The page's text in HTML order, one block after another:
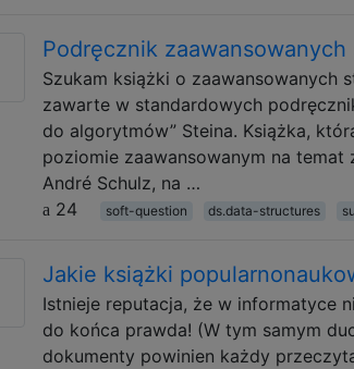
Podręcznik
Szukam książki o zaawansowanych
zawarte w standardowych
do algorytmów” Steina. Książka,
poziomie zaawansowanym na
André Schulz, na …
24
soft-question ds.data-structures
Jakie książki
Istnieje reputacja, że ​​w informatyce
do końca prawda! (W tym samym
dokumenty powinien każdy